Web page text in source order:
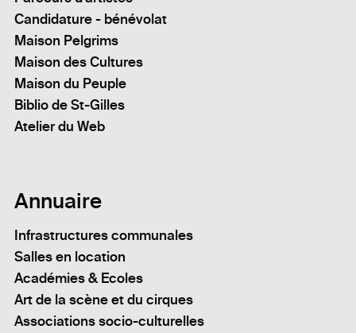
Candidature - bénévolat
Maison Pelgrims
Maison des Cultures
Maison du Peuple
Biblio de St-Gilles
Atelier du Web
Annuaire
Infrastructures communales
Salles en location
Académies & Ecoles
Art de la scène et du cirques
Associations socio-culturelles